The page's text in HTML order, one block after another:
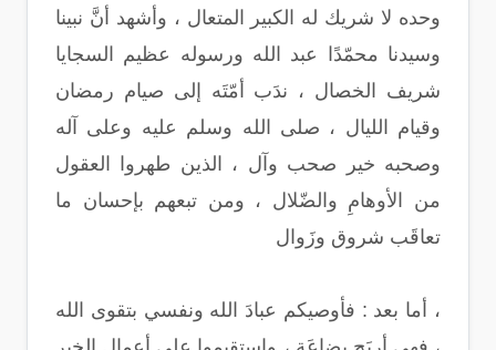
وحده لا شريك له الكبير المتعال ، وأشهد أنَّ نبينا
وسيدنا محمّدًا عبد الله ورسوله عظيم السجايا
شريف الخصال ، ندَب أمّتَه إلى صيام رمضان
وقيام الليال ، صلى الله وسلم عليه وعلى آله
وصحبه خير صحب وآل ، الذين طهروا العقول
من الأوهامِ والضّلال ، ومن تبعهم بإحسان ما
تعاقَب شروق وزَوال
، أما بعد : فأوصيكم عبادَ الله ونفسي بتقوى الله